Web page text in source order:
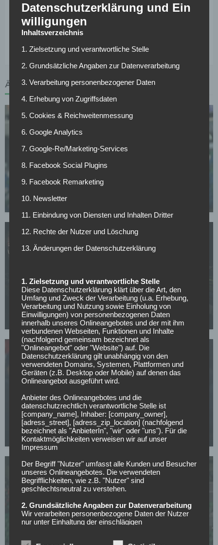
ÄHNLICHE ARTIKEL
WETTBEWERBE
Champions-League-Quali: AGF gelingt das
Wunder von Posen, Kauno Zalgiris feiert späten
30.07.2026
Champions-League-Quali: Ararat-Armenia hält
Shamrock stand, Dinamo Zagreb entgeht dem
Aus
29.07.2026
WETTBEWERBE
Champions-League-Quali: Egnatia feiert
Kantersieg, Klaksvik und Kairat lösen Tickets
16.07.2026
WETTBEWERBE
Rückstand, Kauno Zalgiris schlägt spät zu
Datenschutzerklärung und Ein
willigungen
Inhaltsverzeichnis
1. Zielsetzung und verantwortliche Stelle
2. Grundsätzliche Angaben zur Datenverarbeitung
3. Verarbeitung personenbezogener Daten
4. Erhebung von Zugriffsdaten
5. Cookies & Reichweitenmessung
6. Google Analytics
7. Google-Re/Marketing-Services
8. Facebook Social Plugins
9. Facebook Remarketing
10. Newsletter
11. Einbindung von Diensten und Inhalten Dritter
12. Rechte der Nutzer und Löschung
13. Änderungen der Datenschutzerklärung
1. Zielsetzung und verantwortliche Stelle
Diese Datenschutzerklärung klärt über die Art, den
Umfang und Zweck der Verarbeitung (u.a. Erhebung,
Verarbeitung und Nutzung sowie Einholung von
Einwilligungen) von personenbezogenen Daten
innerhalb unseres Onlineangebotes und der mit ihm
verbundenen Webseiten, Funktionen und Inhalte
(nachfolgend gemeinsam bezeichnet als
"Onlineangebot" oder "Website") auf. Die
Datenschutzerklärung gilt unabhängig von den
verwendeten Domains, Systemen, Plattformen und
Geräten (z.B. Desktop oder Mobile) auf denen das
Onlineangebot ausgeführt wird.
Anbieter des Onlineangebotes und die
datenschutzrechtlich verantwortliche Stelle ist
[company_name], Inhaber: [company_owner],
[adress_street], [adress_zip_location] (nachfolgend
bezeichnet als "AnbieterIn", "wir" oder "uns"). Für die
Kontaktmöglichkeiten verweisen wir auf unser
Impressum
Der Begriff "Nutzer" umfasst alle Kunden und Besucher
unseres Onlineangebotes. Die verwendeten
Begrifflichkeiten, wie z.B. "Nutzer" sind
geschlechtsneutral zu verstehen.
2. Grundsätzliche Angaben zur Datenverarbeitung
Wir verarbeiten personenbezogene Daten der Nutzer
nur unter Einhaltung der einschlägigen
Geboten der Datensparsamkeit- und